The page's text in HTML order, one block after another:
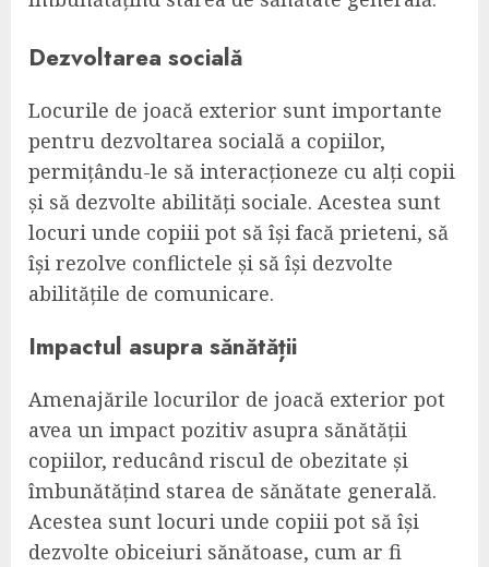
Dezvoltarea socială
Locurile de joacă exterior sunt importante
pentru dezvoltarea socială a copiilor,
permițându-le să interacționeze cu alți copii
și să dezvolte abilități sociale. Acestea sunt
locuri unde copiii pot să își facă prieteni, să
își rezolve conflictele și să își dezvolte
abilitățile de comunicare.
Impactul asupra sănătății
Amenajările locurilor de joacă exterior pot
avea un impact pozitiv asupra sănătății
copiilor, reducând riscul de obezitate și
îmbunătățind starea de sănătate generală.
Acestea sunt locuri unde copiii pot să își
dezvolte obiceiuri sănătoase, cum ar fi